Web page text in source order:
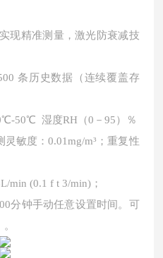
现精准测量，激光防衰减技
条历史数据（连续覆盖存
50℃ 湿度RH（0－95）％
灵敏度：0.01mg/m³；重复性
min (0.1 f t 3/min)；
分钟手动任意设置时间。可
。